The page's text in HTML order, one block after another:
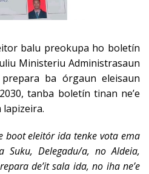
balu preokupa ho boletín
Ministeriu Administrasaun
prepara ba órgaun eleisaun
tanba boletín tinan ne’e
lapizeira.
boot eleitór ida tenke vota ema
Suku, Delegadu/a, no Aldeia,
de’it sala ida, no iha ne’e